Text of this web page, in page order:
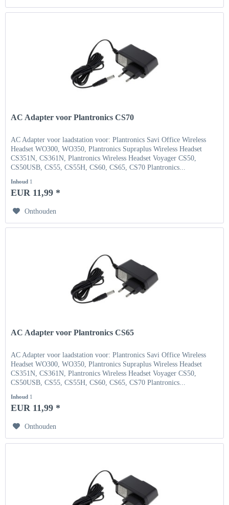
AC Adapter voor Plantronics CS70
AC Adapter voor laadstation voor: Plantronics Savi Office Wireless
Headset WO300, WO350, Plantronics Supraplus Wireless Headset
CS351N, CS361N, Plantronics Wireless Headset Voyager CS50,
CS50USB, CS55, CS55H, CS60, CS65, CS70 Plantronics...
Inhoud 1
EUR 11,99 *
Onthouden
AC Adapter voor Plantronics CS65
AC Adapter voor laadstation voor: Plantronics Savi Office Wireless
Headset WO300, WO350, Plantronics Supraplus Wireless Headset
CS351N, CS361N, Plantronics Wireless Headset Voyager CS50,
CS50USB, CS55, CS55H, CS60, CS65, CS70 Plantronics...
Inhoud 1
EUR 11,99 *
Onthouden